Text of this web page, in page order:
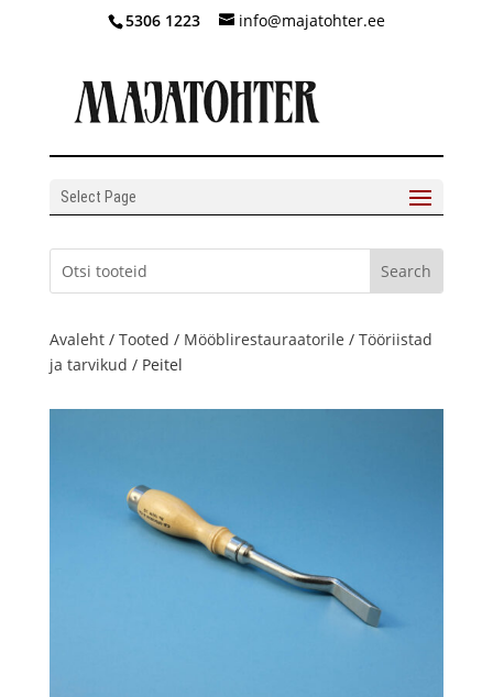
5306 1223 info@majatohter.ee
Select Page
Avaleht/ Tooted / Mööblirestauraatorile / Tööriistad
ja tarvikud / Peitel